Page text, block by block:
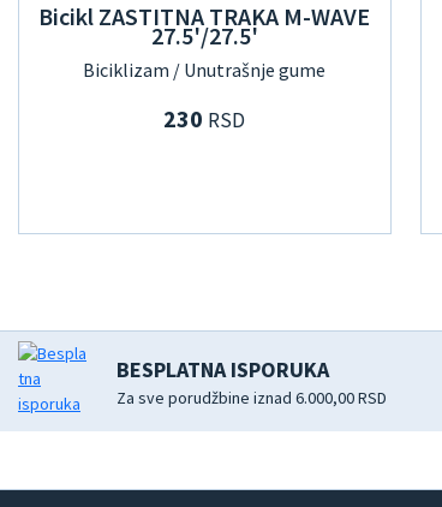
Bicikl ZASTITNA TRAKA M-WAVE
27.5'/27.5'
Biciklizam / Unutrašnje gume
230 RSD
BESPLATNA ISPORUKA
Za sve porudžbine iznad 6.000,00 RSD